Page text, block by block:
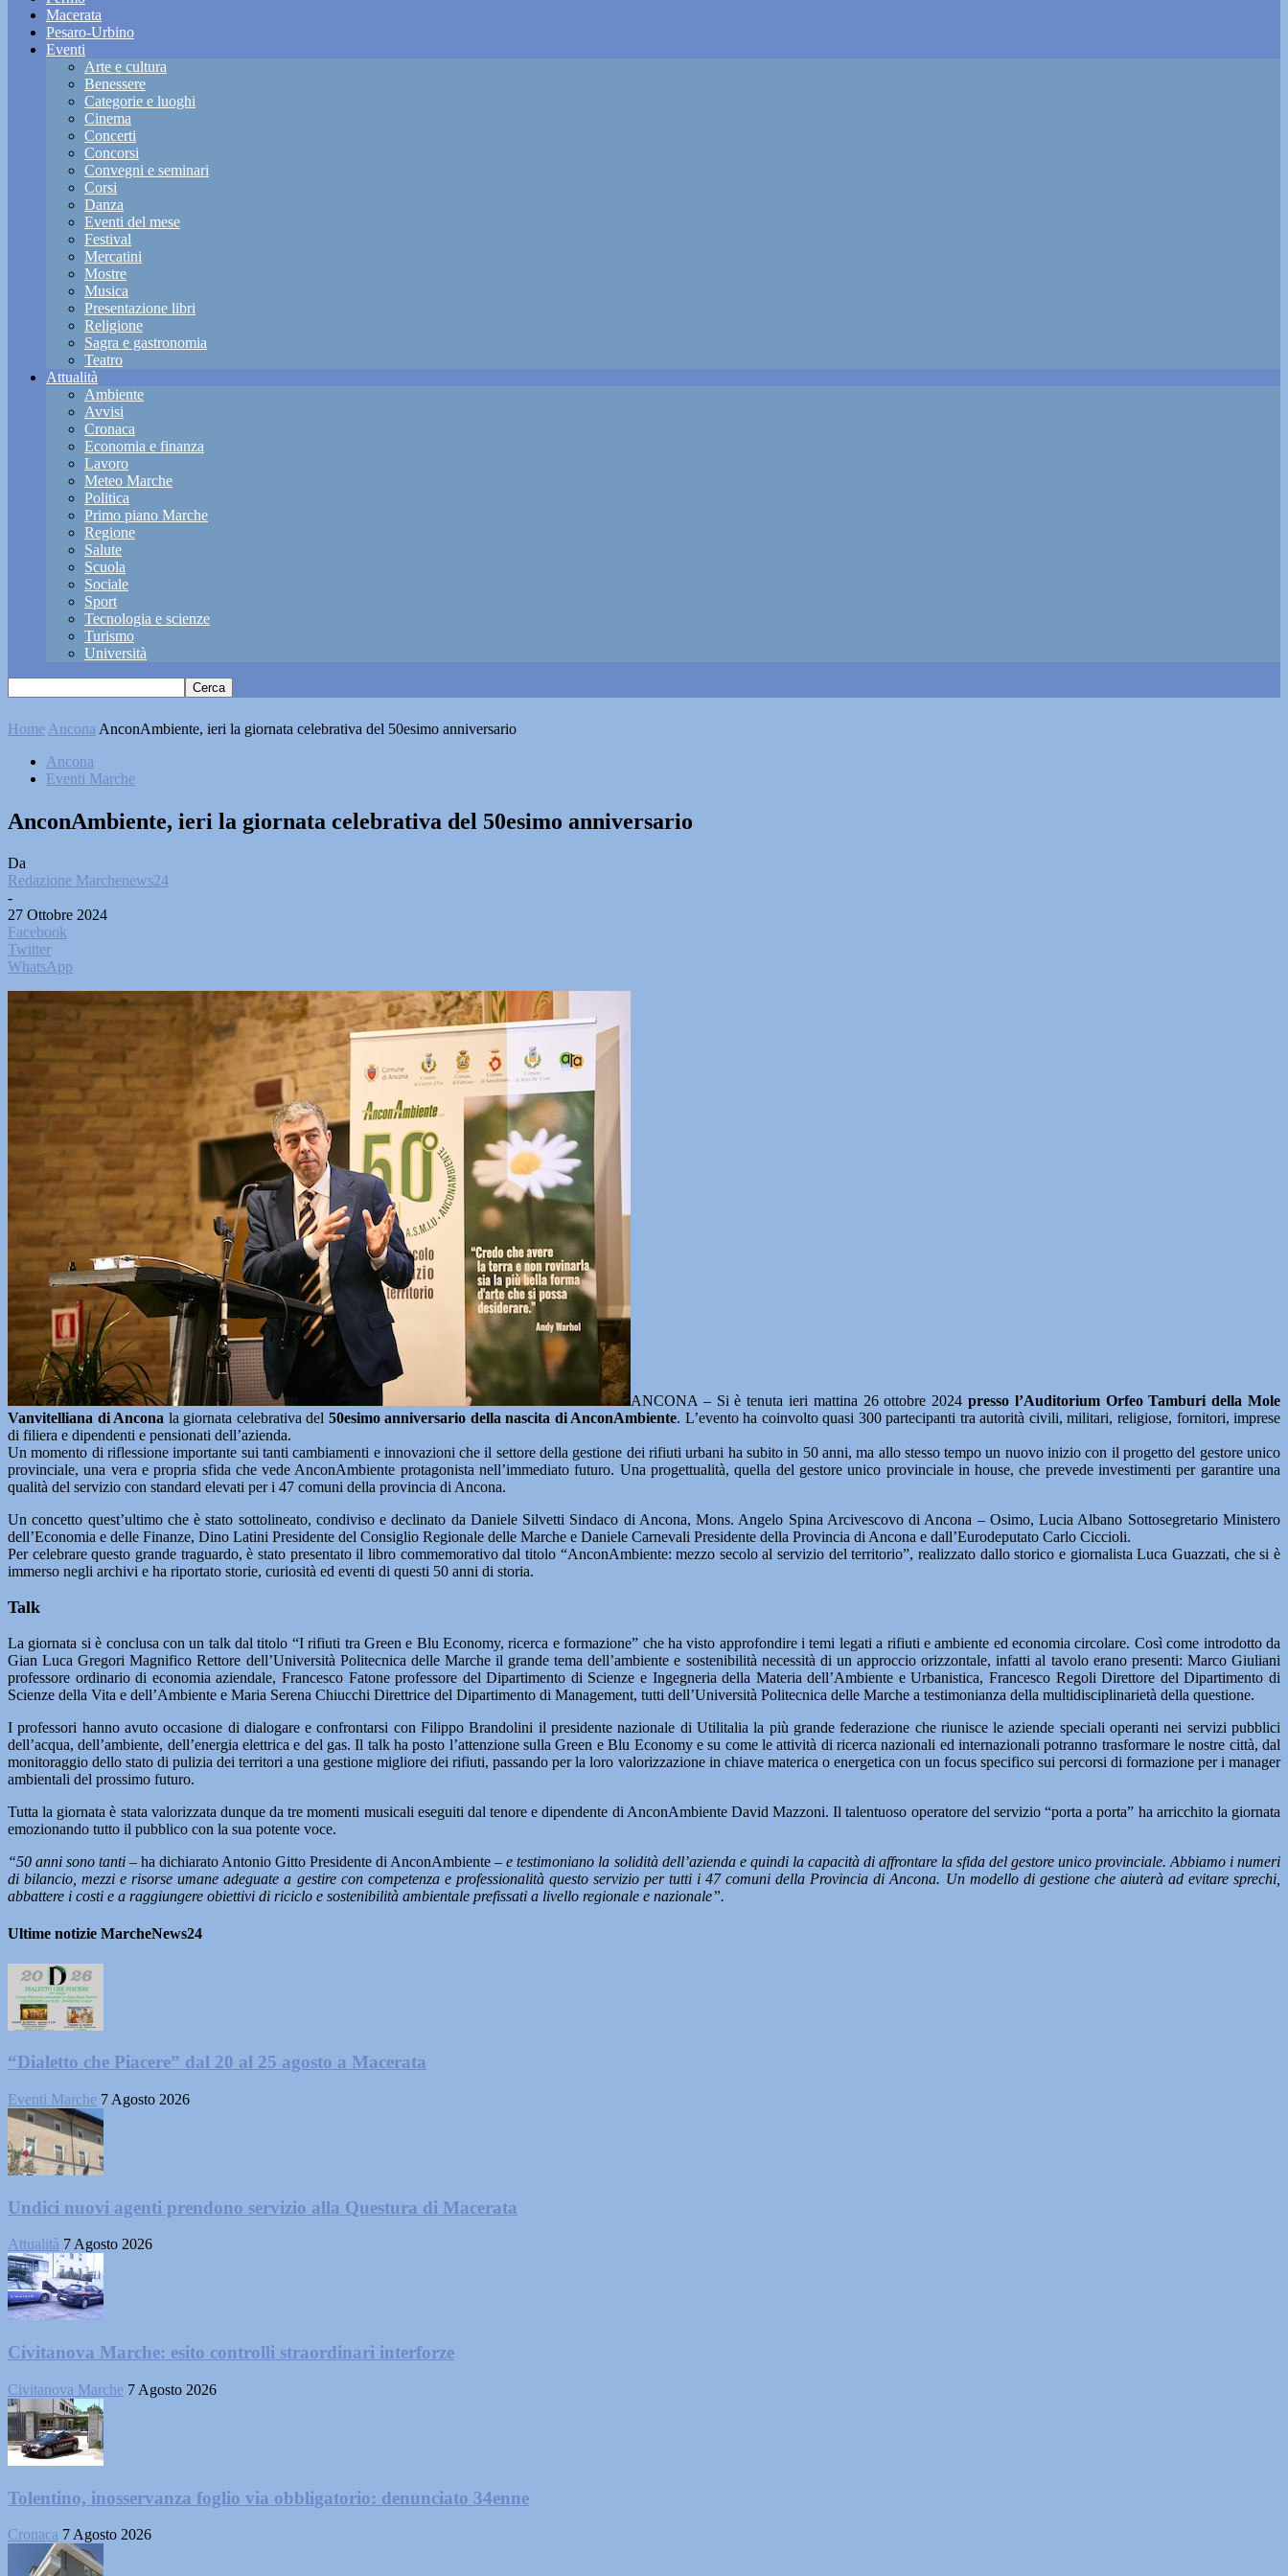
Macerata
Pesaro-Urbino
Eventi
Arte e cultura
Benessere
Categorie e luoghi
Cinema
Concerti
Concorsi
Convegni e seminari
Corsi
Danza
Eventi del mese
Festival
Mercatini
Mostre
Musica
Presentazione libri
Religione
Sagra e gastronomia
Teatro
Attualità
Ambiente
Avvisi
Cronaca
Economia e finanza
Lavoro
Meteo Marche
Politica
Primo piano Marche
Regione
Salute
Scuola
Sociale
Sport
Tecnologia e scienze
Turismo
Università
Home Ancona AnconAmbiente, ieri la giornata celebrativa del 50esimo anniversario
Ancona
Eventi Marche
AnconAmbiente, ieri la giornata celebrativa del 50esimo anniversario
Da
Redazione Marchenews24
-
27 Ottobre 2024
Facebook
Twitter
WhatsApp
ANCONA – Si è tenuta ieri mattina 26 ottobre 2024 presso l’Auditorium Orfeo Tamburi della Mole
Vanvitelliana di Ancona la giornata celebrativa del 50esimo anniversario della nascita di AnconAmbiente. L’evento ha coinvolto quasi 300 partecipanti tra autorità civili, militari, religiose, fornitori, imprese
di filiera e dipendenti e pensionati dell’azienda.
Un momento di riflessione importante sui tanti cambiamenti e innovazioni che il settore della gestione dei rifiuti urbani ha subito in 50 anni, ma allo stesso tempo un nuovo inizio con il progetto del gestore unico
provinciale, una vera e propria sfida che vede AnconAmbiente protagonista nell’immediato futuro. Una progettualità, quella del gestore unico provinciale in house, che prevede investimenti per garantire una
qualità del servizio con standard elevati per i 47 comuni della provincia di Ancona.
Un concetto quest’ultimo che è stato sottolineato, condiviso e declinato da Daniele Silvetti Sindaco di Ancona, Mons. Angelo Spina Arcivescovo di Ancona – Osimo, Lucia Albano Sottosegretario Ministero
dell’Economia e delle Finanze, Dino Latini Presidente del Consiglio Regionale delle Marche e Daniele Carnevali Presidente della Provincia di Ancona e dall’Eurodeputato Carlo Ciccioli.
Per celebrare questo grande traguardo, è stato presentato il libro commemorativo dal titolo “AnconAmbiente: mezzo secolo al servizio del territorio”, realizzato dallo storico e giornalista Luca Guazzati, che si è
immerso negli archivi e ha riportato storie, curiosità ed eventi di questi 50 anni di storia.
Talk
La giornata si è conclusa con un talk dal titolo “I rifiuti tra Green e Blu Economy, ricerca e formazione” che ha visto approfondire i temi legati a rifiuti e ambiente ed economia circolare. Così come introdotto da
Gian Luca Gregori Magnifico Rettore dell’Università Politecnica delle Marche il grande tema dell’ambiente e sostenibilità necessità di un approccio orizzontale, infatti al tavolo erano presenti: Marco Giuliani
professore ordinario di economia aziendale, Francesco Fatone professore del Dipartimento di Scienze e Ingegneria della Materia dell’Ambiente e Urbanistica, Francesco Regoli Direttore del Dipartimento di
Scienze della Vita e dell’Ambiente e Maria Serena Chiucchi Direttrice del Dipartimento di Management, tutti dell’Università Politecnica delle Marche a testimonianza della multidisciplinarietà della questione.
I professori hanno avuto occasione di dialogare e confrontarsi con Filippo Brandolini il presidente nazionale di Utilitalia la più grande federazione che riunisce le aziende speciali operanti nei servizi pubblici
dell’acqua, dell’ambiente, dell’energia elettrica e del gas. Il talk ha posto l’attenzione sulla Green e Blu Economy e su come le attività di ricerca nazionali ed internazionali potranno trasformare le nostre città, dal
monitoraggio dello stato di pulizia dei territori a una gestione migliore dei rifiuti, passando per la loro valorizzazione in chiave materica o energetica con un focus specifico sui percorsi di formazione per i manager
ambientali del prossimo futuro.
Tutta la giornata è stata valorizzata dunque da tre momenti musicali eseguiti dal tenore e dipendente di AnconAmbiente David Mazzoni. Il talentuoso operatore del servizio “porta a porta” ha arricchito la giornata
emozionando tutto il pubblico con la sua potente voce.
“50 anni sono tanti – ha dichiarato Antonio Gitto Presidente di AnconAmbiente – e testimoniano la solidità dell’azienda e quindi la capacità di affrontare la sfida del gestore unico provinciale. Abbiamo i numeri
di bilancio, mezzi e risorse umane adeguate a gestire con competenza e professionalità questo servizio per tutti i 47 comuni della Provincia di Ancona. Un modello di gestione che aiuterà ad evitare sprechi,
abbattere i costi e a raggiungere obiettivi di riciclo e sostenibilità ambientale prefissati a livello regionale e nazionale”.
Ultime notizie MarcheNews24
“Dialetto che Piacere” dal 20 al 25 agosto a Macerata
Eventi Marche 7 Agosto 2026
Undici nuovi agenti prendono servizio alla Questura di Macerata
Attualità 7 Agosto 2026
Civitanova Marche: esito controlli straordinari interforze
Civitanova Marche 7 Agosto 2026
Tolentino, inosservanza foglio via obbligatorio: denunciato 34enne
Cronaca 7 Agosto 2026